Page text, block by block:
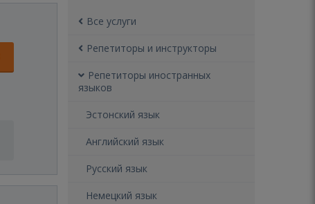
Все услуги
Репетиторы и инструкторы
Репетиторы иностранных
языков
Эстонский язык
Английский язык
Русский язык
Немецкий язык